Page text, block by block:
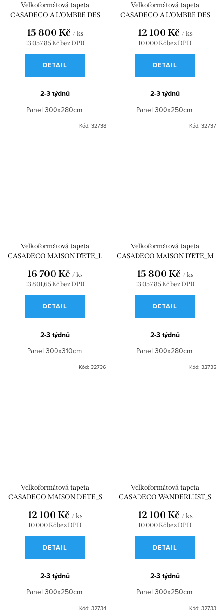
Velkoformátová tapeta
CASADECO A L'OMBRE DES
WDWD200019808
13 057,85 Kč bez DPH
15 800 Kč / ks
DETAIL
2-3 týdnů
Panel 300x280cm
Kód: 32738
Velkoformátová tapeta
CASADECO A L'OMBRE DES
WDWD200019807
10 000 Kč bez DPH
12 100 Kč / ks
DETAIL
2-3 týdnů
Panel 300x250cm
Kód: 32737
Velkoformátová tapeta
CASADECO MAISON D'ETE_L
WDWD200107409
13 801,65 Kč bez DPH
16 700 Kč / ks
DETAIL
2-3 týdnů
Panel 300x310cm
Kód: 32736
Velkoformátová tapeta
CASADECO MAISON D'ETE_M
WDWD200107408
13 057,85 Kč bez DPH
15 800 Kč / ks
DETAIL
2-3 týdnů
Panel 300x280cm
Kód: 32735
Velkoformátová tapeta
CASADECO MAISON D'ETE_S
WDWD200107407
10 000 Kč bez DPH
12 100 Kč / ks
DETAIL
2-3 týdnů
Panel 300x250cm
Kód: 32734
Velkoformátová tapeta
CASADECO WANDERLUST_S
WDWD200171207
10 000 Kč bez DPH
12 100 Kč / ks
DETAIL
2-3 týdnů
Panel 300x250cm
Kód: 32733